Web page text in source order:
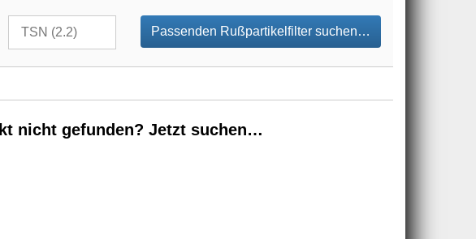
Passenden Rußpartikelfilter suchen…
nicht gefunden? Jetzt suchen…